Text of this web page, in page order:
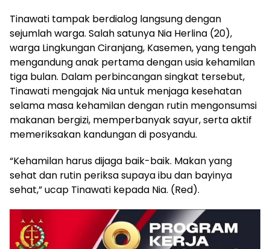
Tinawati tampak berdialog langsung dengan
sejumlah warga. Salah satunya Nia Herlina (20),
warga Lingkungan Ciranjang, Kasemen, yang tengah
mengandung anak pertama dengan usia kehamilan
tiga bulan. Dalam perbincangan singkat tersebut,
Tinawati mengajak Nia untuk menjaga kesehatan
selama masa kehamilan dengan rutin mengonsumsi
makanan bergizi, memperbanyak sayur, serta aktif
memeriksakan kandungan di posyandu.
“Kehamilan harus dijaga baik-baik. Makan yang
sehat dan rutin periksa supaya ibu dan bayinya
sehat,” ucap Tinawati kepada Nia. (Red).